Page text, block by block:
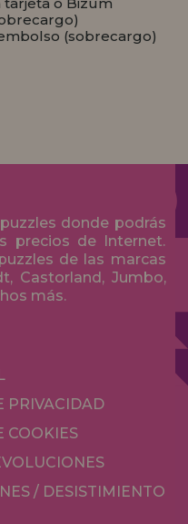
(sobrecargo)
donde podrás
precios de Internet.
de las marcas
Castorland, Jumbo,
más.
PRIVACIDAD
COOKIES
/ DESISTIMIENTO